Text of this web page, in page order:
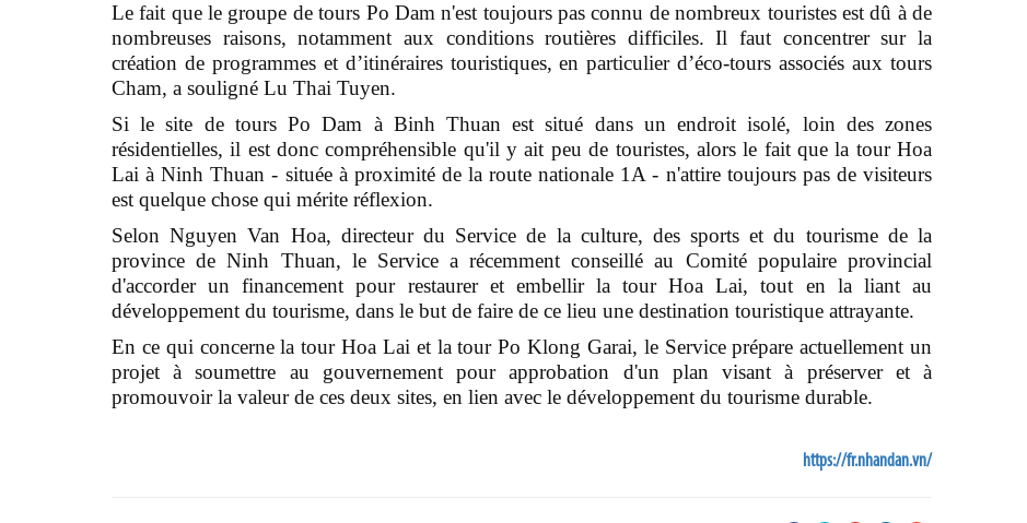
Le fait que le groupe de tours Po Dam n'est toujours pas connu de nombreux touristes est dû à de
nombreuses raisons, notamment aux conditions routières difficiles. Il faut concentrer sur la
création de programmes et d’itinéraires touristiques, en particulier d’éco-tours associés aux tours
Cham, a souligné Lu Thai Tuyen.
Si le site de tours Po Dam à Binh Thuan est situé dans un endroit isolé, loin des zones
résidentielles, il est donc compréhensible qu'il y ait peu de touristes, alors le fait que la tour Hoa
Lai à Ninh Thuan - située à proximité de la route nationale 1A - n'attire toujours pas de visiteurs
est quelque chose qui mérite réflexion.
Selon Nguyen Van Hoa, directeur du Service de la culture, des sports et du tourisme de la
province de Ninh Thuan, le Service a récemment conseillé au Comité populaire provincial
d'accorder un financement pour restaurer et embellir la tour Hoa Lai, tout en la liant au
développement du tourisme, dans le but de faire de ce lieu une destination touristique attrayante.
En ce qui concerne la tour Hoa Lai et la tour Po Klong Garai, le Service prépare actuellement un
projet à soumettre au gouvernement pour approbation d'un plan visant à préserver et à
promouvoir la valeur de ces deux sites, en lien avec le développement du tourisme durable.
https://fr.nhandan.vn/